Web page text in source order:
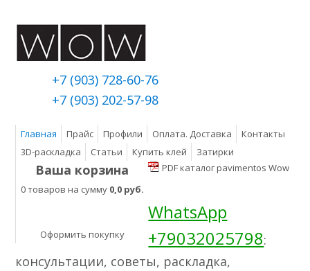
+7 (903) 728-60-76
+7 (903) 202-57-98
Главная Прайс Профили Оплата. Доставка
Контакты
3D-раскладка
Статьи Купить клей Затирки
Ваша корзина
0 товаров на сумму 0,0 руб.
Оформить покупку
PDF каталог pavimentos Wow
WhatsApp
+79032025798:
консультации, советы, раскладка,